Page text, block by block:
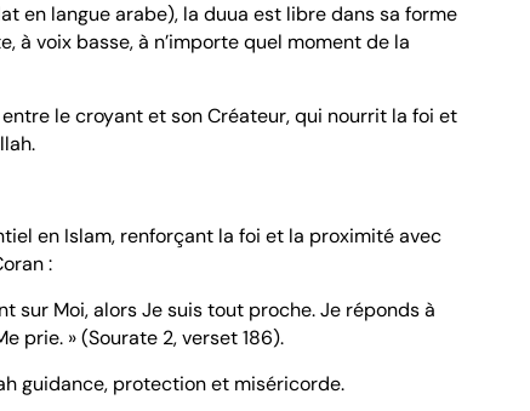
en langue arabe), la duua est libre dans sa forme
à voix basse, à n’importe quel moment de la
le croyant et son Créateur, qui nourrit la foi et
en Islam, renforçant la foi et la proximité avec
:
sur Moi, alors Je suis tout proche. Je réponds à
prie. » (Sourate 2, verset 186).
guidance, protection et miséricorde.